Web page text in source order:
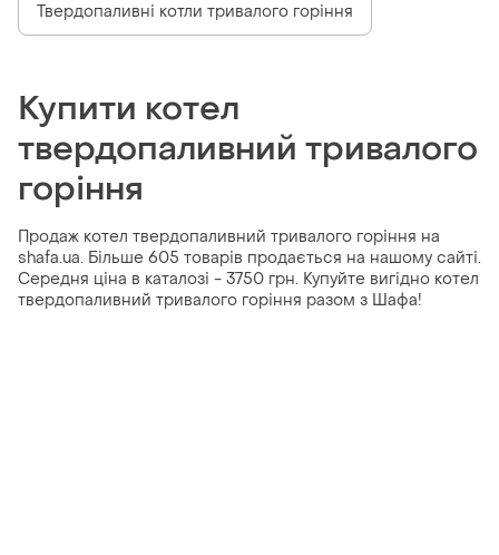
Твердопаливні котли тривалого горіння
Купити котел
твердопаливний тривалого
горіння
Продаж котел твердопаливний тривалого горіння на
shafa.ua. Більше 605 товарів продається на нашому сайті.
Середня ціна в каталозі - 3750 грн. Купуйте вигідно котел
твердопаливний тривалого горіння разом з Шафа!